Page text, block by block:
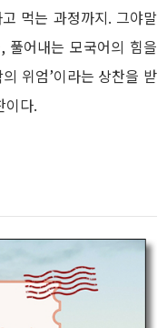
먹는 과정까지. 그야말
풀어내는 모국어의 힘을
위엄’이라는 상찬을 받
이다.